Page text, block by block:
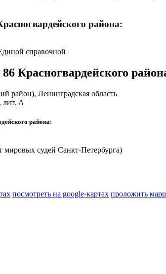
за исключением дел о восстановлении на
имуществом;
не более 3 лет лишения свободы.
района:
справочной
Красногвардейского
район), Ленинградская область
лит. А
района:
мировых судей Санкт-Петербурга)
посмотреть на google-картах проложить